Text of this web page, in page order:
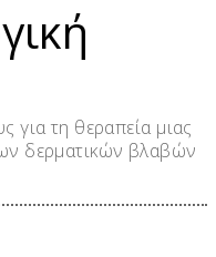
για τη θεραπεία μιας
δερματικών βλαβών